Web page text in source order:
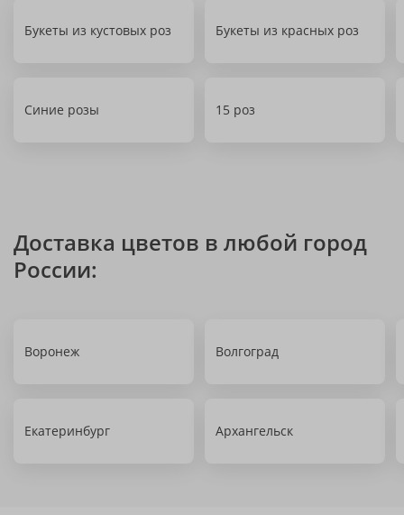
Букеты из кустовых роз Букеты из красных роз
Синие розы 15 роз
Доставка цветов в любой город
России:
Воронеж Волгоград
Екатеринбург Архангельск